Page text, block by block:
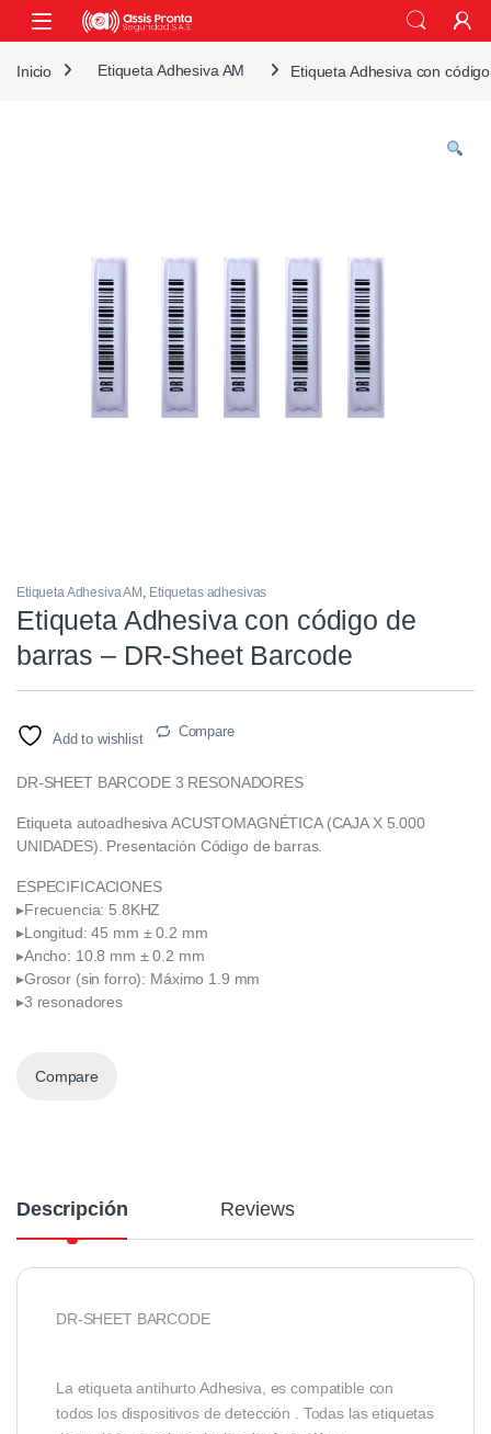
Skip to navigation
Skip to content
Inicio Etiqueta Adhesiva AM Etiqueta Adhesiva con
Etiqueta Adhesiva AM , Etiquetas adhesivas
Etiqueta Adhesiva con código de
barras – DR-Sheet Barcode
Add to wishlist Compare
DR-SHEET BARCODE 3 RESONADORES
Etiqueta autoadhesiva ACUSTOMAGNÉTICA (CAJA X 5.000
UNIDADES). Presentación Código de barras.
ESPECIFICACIONES
▸Frecuencia: 5.8KHZ
▸Longitud: 45 mm ± 0.2 mm
▸Ancho: 10.8 mm ± 0.2 mm
▸Grosor (sin forro): Máximo 1.9 mm
▸3 resonadores
Compare
Descripción Reviews
DR-SHEET BARCODE
La etiqueta antihurto Adhesiva, es compatible con
todos los dispositivos de detección . Todas las etiquetas